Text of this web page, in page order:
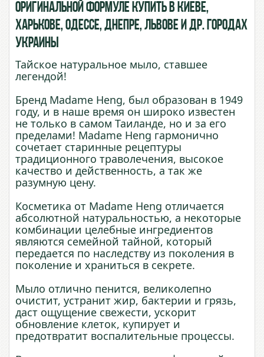
оригинальной формуле купить в Киеве,
Харькове, Одессе, Днепре, Львове и др. городах
Украины
Тайское натуральное мыло, ставшее
легендой!
Бренд Madame Heng, был образован в 1949
году, и в наше время он широко известен
не только в самом Таиланде, но и за его
пределами! Madame Heng гармонично
сочетает старинные рецептуры
традиционного траволечения, высокое
качество и действенность, а так же
разумную цену.
Косметика от Madame Heng отличается
абсолютной натуральностью, а некоторые
комбинации целебные ингредиентов
являются семейной тайной, который
передается по наследству из поколения в
поколение и храниться в секрете.
Мыло отлично пенится, великолепно
очистит, устранит жир, бактерии и грязь,
даст ощущение свежести, ускорит
обновление клеток, купирует и
предотвратит воспалительные процессы.